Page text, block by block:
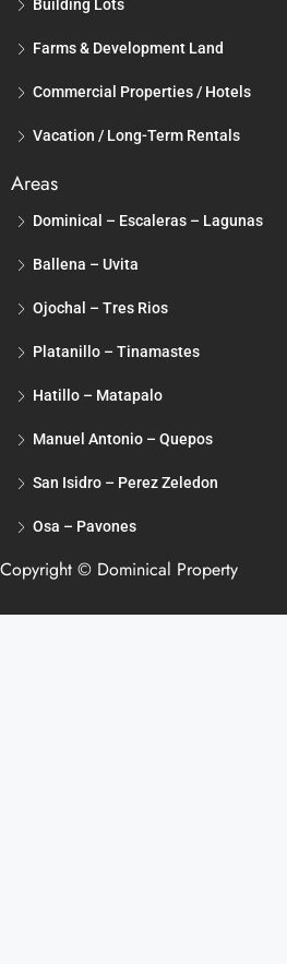
Building Lots
Farms & Development Land
Commercial Properties / Hotels
Vacation / Long-Term Rentals
Areas
Dominical – Escaleras – Lagunas
Ballena – Uvita
Ojochal – Tres Rios
Platanillo – Tinamastes
Hatillo – Matapalo
Manuel Antonio – Quepos
San Isidro – Perez Zeledon
Osa – Pavones
Copyright © Dominical Property